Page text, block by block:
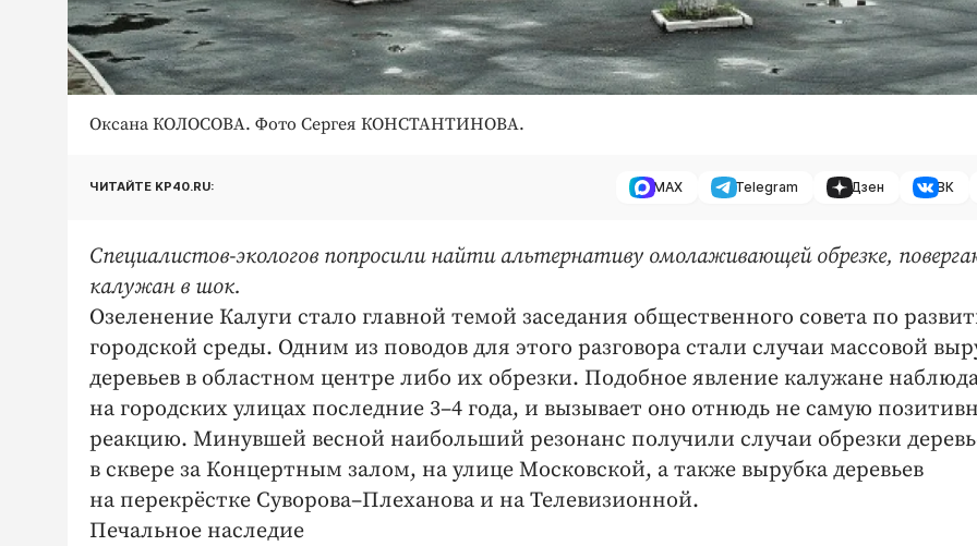
Оксана КОЛОСОВА. Фото Сергея КОНСТАНТИНОВА.
ЧИТАЙТЕ KP40.RU: MAX Telegram Дзен ВК
Специалистов-экологов попросили найти альтернативу омолаживающей обрезке,
калужан в шок.
Озеленение Калуги стало главной темой заседания общественного совета по
городской среды. Одним из поводов для этого разговора стали случаи массовой
деревьев в областном центре либо их обрезки. Подобное явление калужане
на городских улицах последние 3–4 года, и вызывает оно отнюдь не самую
реакцию. Минувшей весной наибольший резонанс получили случаи обрезки
в сквере за Концертным залом, на улице Московской, а также вырубка деревьев
на перекрёстке Суворова–Плеханова и на Телевизионной.
Печальное наследие